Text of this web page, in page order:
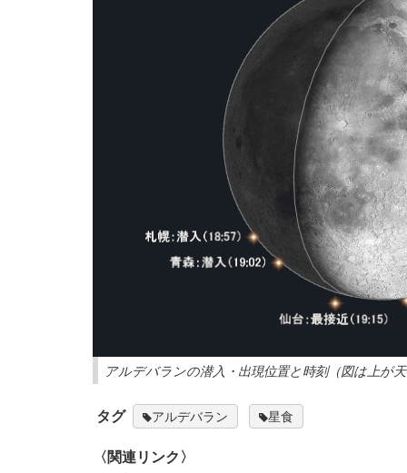
アルデバランの潜入・出現位置と時刻（図は上が
タグ アルデバラン 星食
〈関連リンク〉